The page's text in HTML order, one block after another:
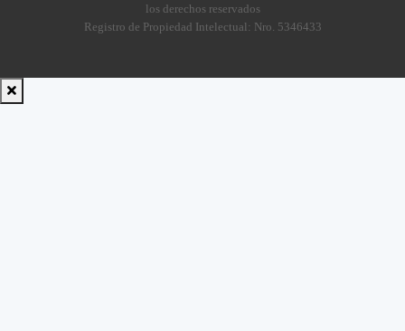
los derechos reservados
Registro de Propiedad Intelectual: Nro. 5346433